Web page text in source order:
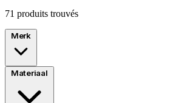
71 produits trouvés
Merk
Materiaal